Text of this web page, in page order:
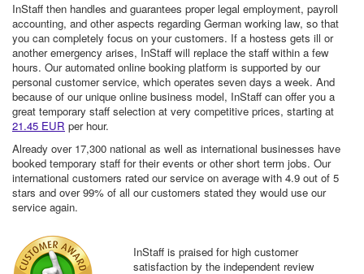
InStaff then handles and guarantees proper legal employment, payroll
accounting, and other aspects regarding German working law, so that
you can completely focus on your customers. If a hostess gets ill or
another emergency arises, InStaff will replace the staff within a few
hours. Our automated online booking platform is supported by our
personal customer service, which operates seven days a week. And
because of our unique online business model, InStaff can offer you a
great temporary staff selection at very competitive prices, starting at
21.45 EUR per hour.
Already over 17,300 national as well as international businesses have
booked temporary staff for their events or other short term jobs. Our
international customers rated our service on average with 4.9 out of 5
stars and over 99% of all our customers stated they would use our
service again.
InStaff is praised for high customer
satisfaction by the independent review